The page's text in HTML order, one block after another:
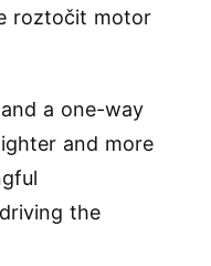
roztočit motor
a one-way
and more
the